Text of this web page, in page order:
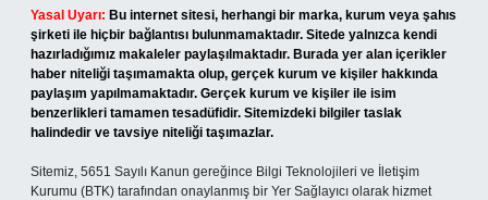
Yasal Uyarı: Bu internet sitesi, herhangi bir marka, kurum veya şahıs
şirketi ile hiçbir bağlantısı bulunmamaktadır. Sitede yalnızca kendi
hazırladığımız makaleler paylaşılmaktadır. Burada yer alan içerikler
haber niteliği taşımamakta olup, gerçek kurum ve kişiler hakkında
paylaşım yapılmamaktadır. Gerçek kurum ve kişiler ile isim
benzerlikleri tamamen tesadüfidir. Sitemizdeki bilgiler taslak
halindedir ve tavsiye niteliği taşımazlar.
Sitemiz, 5651 Sayılı Kanun gereğince Bilgi Teknolojileri ve İletişim
Kurumu (BTK) tarafından onaylanmış bir Yer Sağlayıcı olarak hizmet